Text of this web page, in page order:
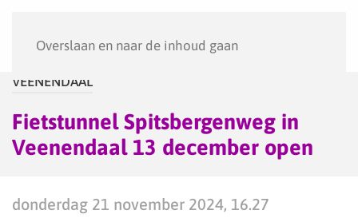
Overslaan en naar de inhoud gaan
VEENENDAAL
Fietstunnel Spitsbergenweg in
Veenendaal 13 december open
donderdag 21 november 2024, 16.27